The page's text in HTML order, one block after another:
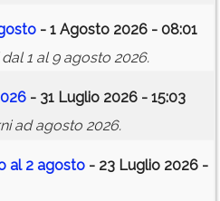
- 1 Agosto 2026 - 08:01
1 al 9 agosto 2026.
- 31 Luglio 2026 - 15:03
ad agosto 2026.
al 2 agosto - 23 Luglio 2026 -